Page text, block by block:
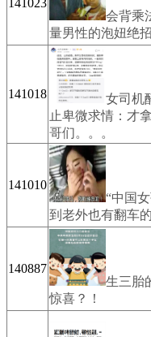
141023
会背乘
量男性的泡妞绝招
141018
女司机
止卑微求情：才
哥们。。。
141010
“中国
到老外也有翻车
140887
生三胎
惊喜？！